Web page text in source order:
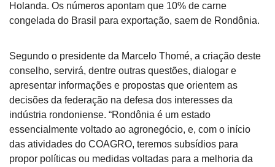
Holanda. Os números apontam que 10% de carne
congelada do Brasil para exportação, saem de Rondônia.
Segundo o presidente da Marcelo Thomé, a criação deste
conselho, servirá, dentre outras questões, dialogar e
apresentar informações e propostas que orientem as
decisões da federação na defesa dos interesses da
indústria rondoniense. “Rondônia é um estado
essencialmente voltado ao agronegócio, e, com o início
das atividades do COAGRO, teremos subsídios para
propor políticas ou medidas voltadas para a melhoria da